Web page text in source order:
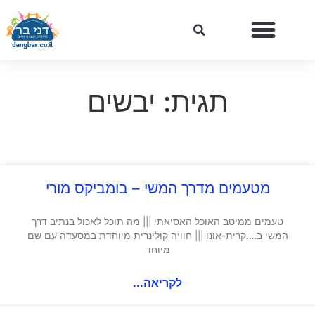
תגית: יבשים
מטעמים מדרך המשי – בומביקס מורי
טעמים ממיטב האוכל האסיאתי ||| מה תוכל לאכול בנתיב דרך
המשי ב….קרית-אונו ||| חוויה קולינרית מיוחדת במסעדה עם שם
מיוחד
לקריאה...